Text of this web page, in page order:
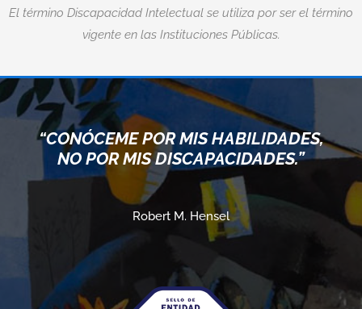
El término Discapacidad Intelectual se utiliza por ser el término
vigente en las Instituciones Públicas.
“CONÓCEME POR MIS HABILIDADES,
NO POR MIS DISCAPACIDADES.”
Robert M. Hensel